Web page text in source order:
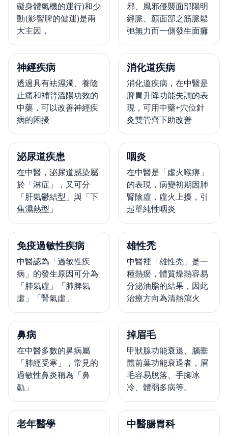
礙身體氣機的運行)和少
動(影響脾的健運)是兩
大主因，
邪、風邪侵襲面部陽明
經脈、顏面部之筋脈鬆
弛無力而一側發生面癱
神經疾病
透過具有袪濕濁、養陰
止痛和補腎溫陽功效的
中藥，可以改善神經疾
病的困擾
消化道疾病
消化道疾病，在中醫是
脾胃升降功能失調的表
現，可用中藥+穴位針
灸雙管齊下助改善
泌尿道疾患
在中醫，泌尿道感染屬
於「淋症」，又可分
「肝氣鬱結型」與「下
焦濕熱型」
咽炎
在中醫是「虛火喉痹」
的表現，病變初期因肺
腎陰虛，虛火上擾，引
起單純性咽炎
免疫過敏性疾病
中醫認為「過敏性疾
病」的發生原因可分為
「肺氣虛」「肺脾氣
虛」「腎氣虛」
雄性禿
中醫裡「雄性禿」是一
種熱瘀，體質燥熱容易
分泌油脂的結果，因此
治療方向為清熱瀉火
鼻病
在中醫多數的鼻病屬
「肺經受寒」，常見的
過敏性鼻炎稱為「鼻
鼽」
掉眉毛
甲狀腺功能衰退、腦垂
體前葉功能衰退者，眉
毛容易脫落、手腳冰
冷、體弱多病等。
老年醫學 中醫腸胃科